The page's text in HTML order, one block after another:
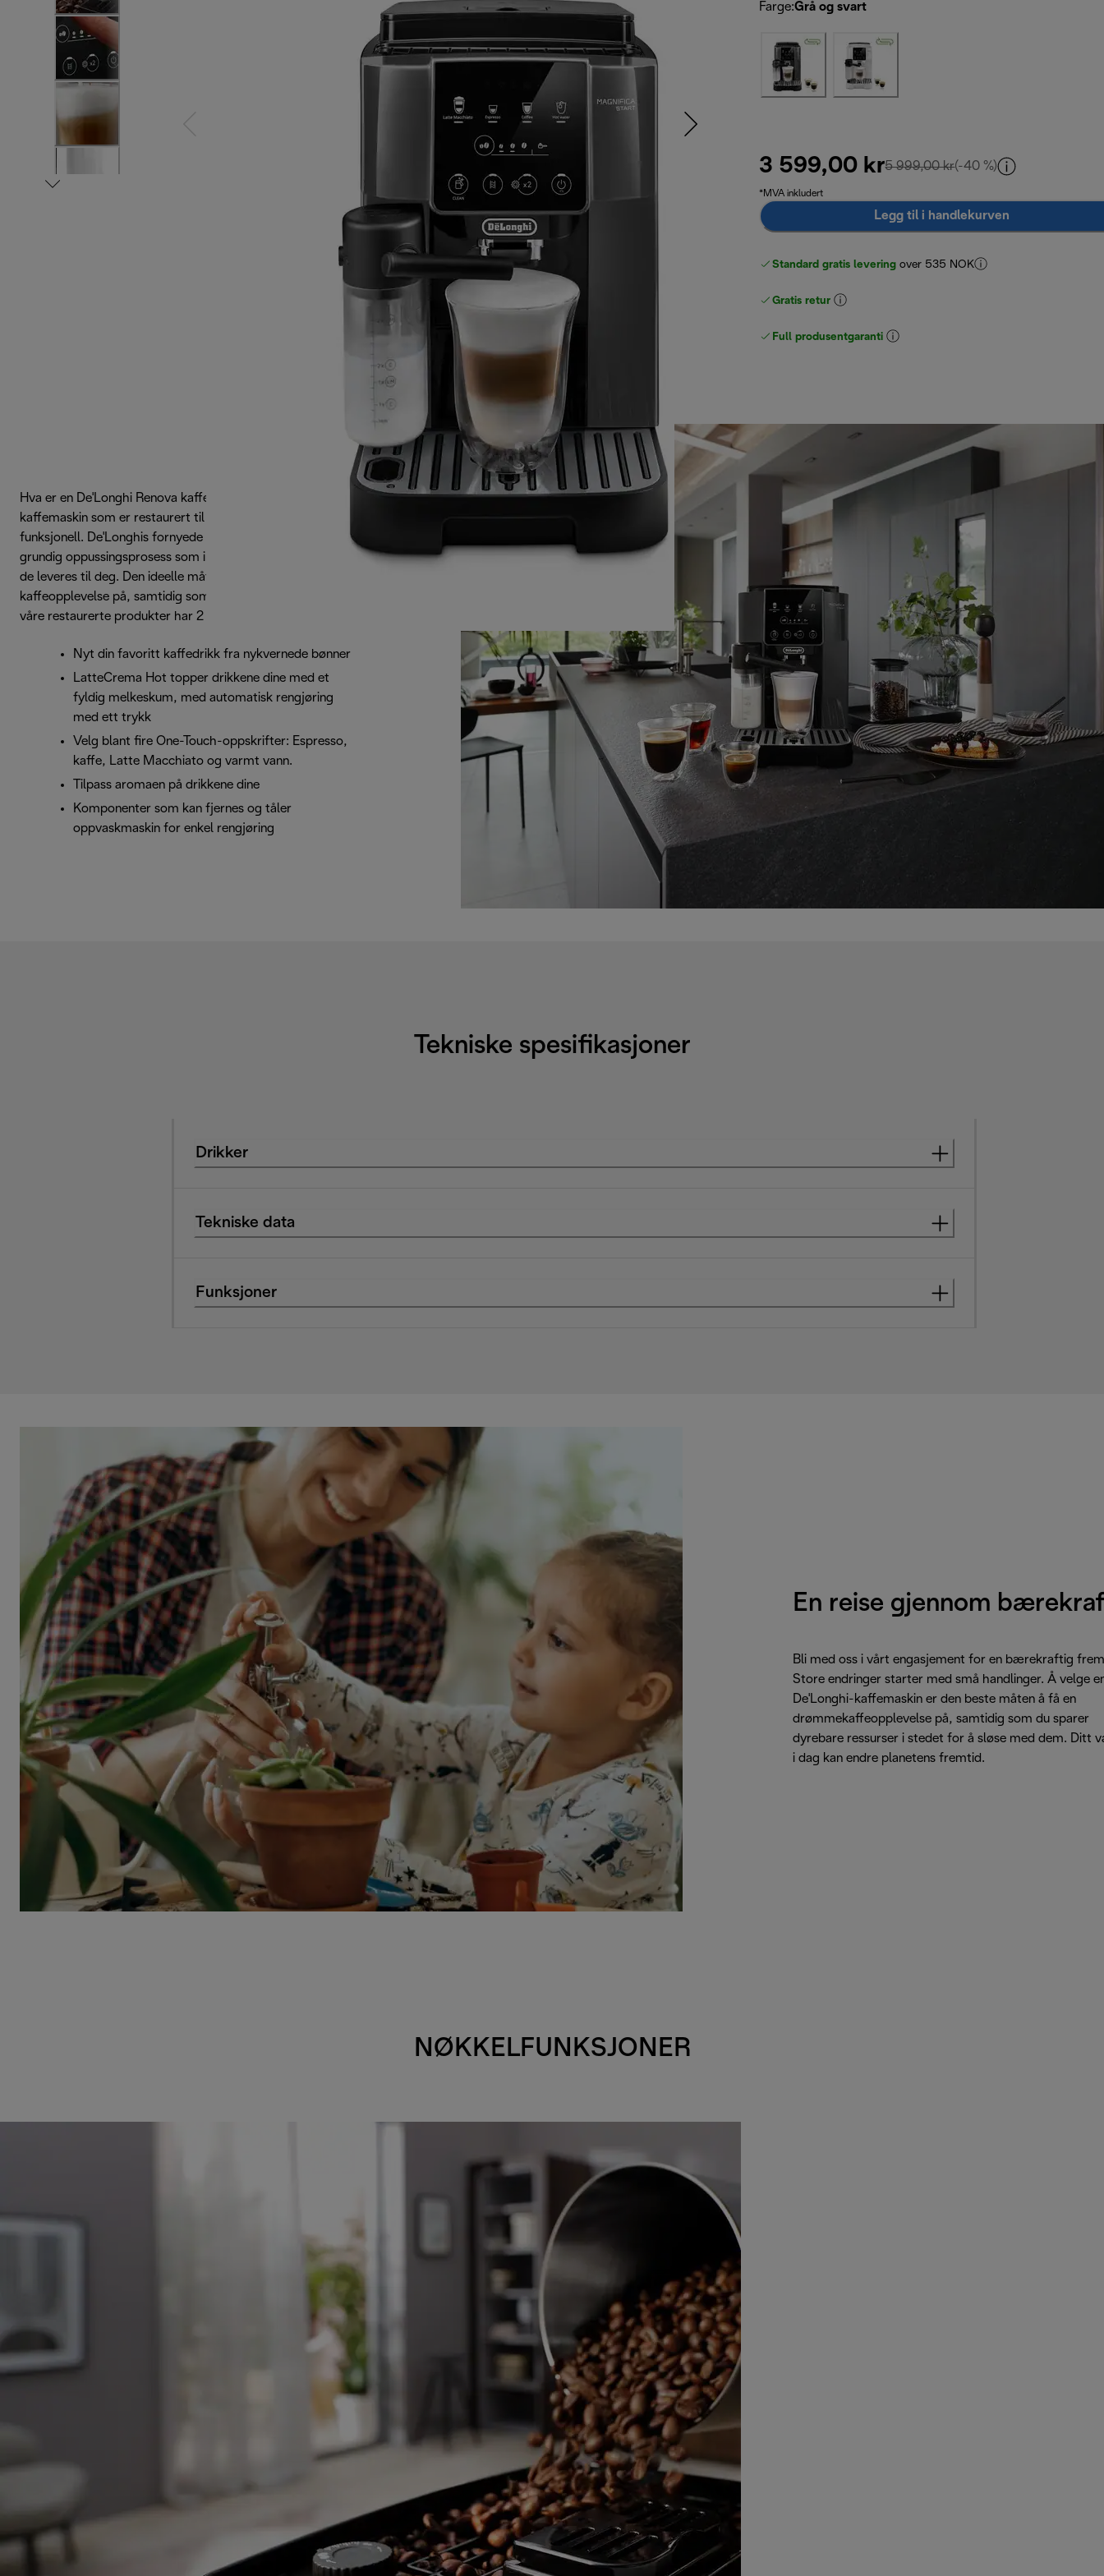
Farge:Grå og svart
3 599,00 kr5 999,00 kropprinnelig pris 5 999,00
(-40 %)
*MVA inkludert
Legg til i handlekurven
Standard gratis levering over 535 NOK
Gratis retur
Full produsentgaranti
Hva er en De'Longhi Renova kaffemaskin? Det er en brukt
kaffemaskin som er restaurert til ny stand og 100 %
funksjonell. De'Longhis fornyede produkter gjennomgår en
grundig oppussingsprosess som inkluderer flere tester før
de leveres til deg. Den ideelle måten å nyte en feilfri
kaffeopplevelse på, samtidig som du reduserer avfall. Alle
våre restaurerte produkter har 2 års garanti.
Nyt din favoritt kaffedrikk fra nykvernede bønner
LatteCrema Hot topper drikkene dine med et
fyldig melkeskum, med automatisk rengjøring
med ett trykk
Velg blant fire One-Touch-oppskrifter: Espresso,
kaffe, Latte Macchiato og varmt vann.
Tilpass aromaen på drikkene dine
Komponenter som kan fjernes og tåler
oppvaskmaskin for enkel rengjøring
Tekniske spesifikasjoner
Drikker
Tekniske data
Funksjoner
En reise gjennom
Bli med oss i vårt engasjement for en bærekraftig
Store endringer starter med små handlinger. Å velge
De'Longhi-kaffemaskin er den beste måten å få en
drømmekaffeopplevelse på, samtidig som du sparer
dyrebare ressurser i stedet for å sløse med dem. Ditt
i dag kan endre planetens fremtid.
NØKKELFUNKSJONER